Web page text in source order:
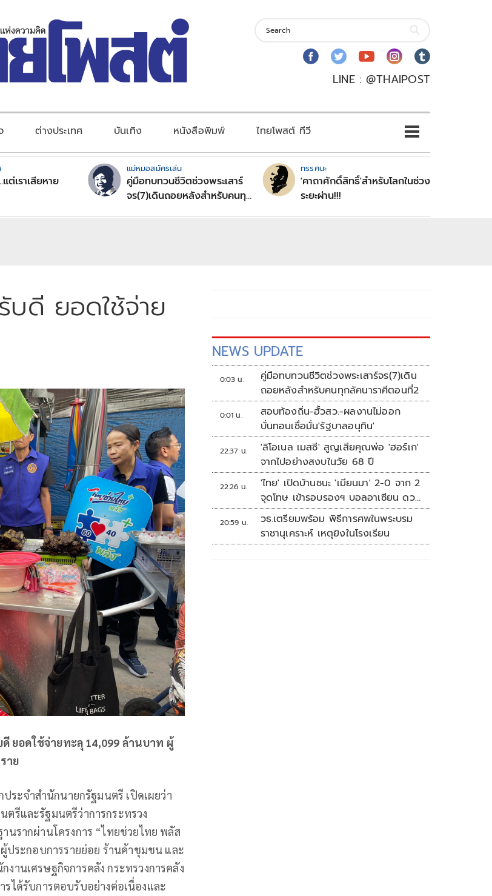
LINE : @THAIPOST
ต่างประเทศ บันเทิง หนังสือพิมพ์ ไทยโพสต์ ทีวี
แต่เราเสียหาย
แม่หมอสมัครเล่น
คู่มือทบทวนชีวิตช่วงพระเสาร์
จร(7)เดินถอยหลังสำหรับคนทุก
ทรรศนะ
'คาถาศักดิ์สิทธิ์'สำหรับโลกในช่วง
ระยะผ่าน!!!
บดี ยอดใช้จ่าย
ยอดใช้จ่ายทะลุ 14,099 ล้านบาท ผู้
าย
ระจำสำนักนายกรัฐมนตรี เปิดเผยว่า
รีและรัฐมนตรีว่าการกระทรวง
นรากผ่านโครงการ “ไทยช่วยไทย พลัส
ประกอบการรายย่อย ร้านค้าชุมชน และ
านเศรษฐกิจการคลัง กระทรวงการคลัง
ได้รับการตอบรับอย่างต่อเนื่องและ
NEWS UPDATE
0:03 น.
คู่มือทบทวนชีวิตช่วงพระเสาร์จร(7)เดิน
ถอยหลังสำหรับคนทุกลัคนาราศีตอนที่2
0:01 น.
สอบท้องถิ่น-ฮั้วสว.-ผลงานไม่ออก
บั่นทอนเชื่อมั่น'รัฐบาลอนุทิน'
22:37 น.
'ลิโอเนล เมสซี' สูญเสียคุณพ่อ 'ฮอร์เก'
จากไปอย่างสงบในวัย 68 ปี
22:26 น.
'ไทย' เปิดบ้านชนะ 'เมียนมา' 2-0 จาก 2
จุดโทษ เข้ารอบรองฯ บอลอาเซียน ดวล
'สิงคโปร์'
20:59 น.
วธ.เตรียมพร้อม พิธีการศพในพระบรม
ราชานุเคราะห์ เหตุยิงในโรงเรียน